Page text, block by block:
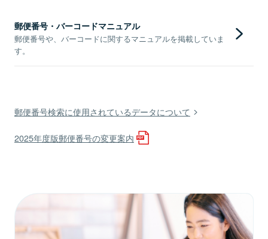
郵便番号・バーコードマニュアル
郵便番号や、バーコードに関するマニュアルを掲載していま
す。
郵便番号検索に使用されているデータについて
2025年度版郵便番号の変更案内